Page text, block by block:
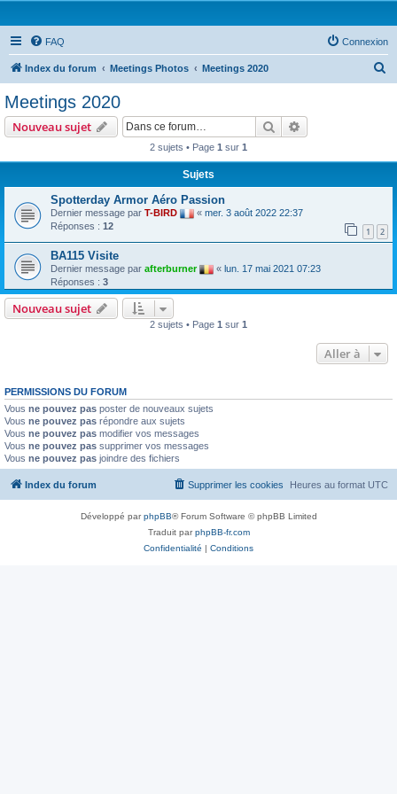
FAQ Connexion
Index du forum Meetings Photos Meetings 2020
e
Meetings 2020
Nouveau sujet Rechercher
2 sujets • Page 1 sur 1
Sujets
Spotterday Armor Aéro Passion
Dernier message par T-BIRD « mer. 3 août 2022 22:37
Réponses : 12 1 2
BA115 Visite
Dernier message par afterburner « lun. 17 mai 2021 07:23
Réponses : 3
Nouveau sujet
2 sujets • Page 1 sur 1
Aller à
PERMISSIONS DU FORUM
Vous ne pouvez pas poster de nouveaux sujets
Vous ne pouvez pas répondre aux sujets
Vous ne pouvez pas modifier vos messages
Vous ne pouvez pas supprimer vos messages
Vous ne pouvez pas joindre des fichiers
Index du forum Heures au format UTC
Supprimer les cookies
Développé parphpBB® Forum Software © phpBB Limited
Traduit parphpBB-fr.com
Confidentialité | Conditions